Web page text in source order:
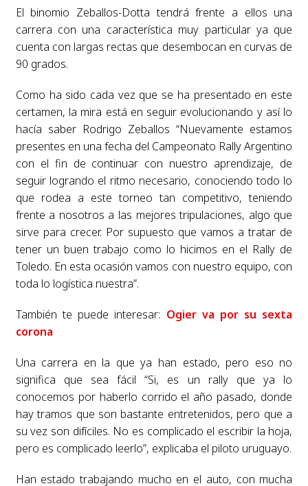
El binomio Zeballos-Dotta tendrá frente a ellos una
carrera con una característica muy particular ya que
cuenta con largas rectas que desembocan en curvas de
90 grados.
Como ha sido cada vez que se ha presentado en este
certamen, la mira está en seguir evolucionando y así lo
hacía saber Rodrigo Zeballos “Nuevamente estamos
presentes en una fecha del Campeonato Rally Argentino
con el fin de continuar con nuestro aprendizaje, de
seguir logrando el ritmo necesario, conociendo todo lo
que rodea a este torneo tan competitivo, teniendo
frente a nosotros a las mejores tripulaciones, algo que
sirve para crecer. Por supuesto que vamos a tratar de
tener un buen trabajo como lo hicimos en el Rally de
Toledo. En esta ocasión vamos con nuestro equipo, con
toda lo logística nuestra”.
También te puede interesar: Ogier va por su sexta
corona
Una carrera en la que ya han estado, pero eso no
significa que sea fácil “Si, es un rally que ya lo
conocemos por haberlo corrido el año pasado, donde
hay tramos que son bastante entretenidos, pero que a
su vez son difíciles. No es complicado el escribir la hoja,
pero es complicado leerlo”, explicaba el piloto uruguayo.
Han estado trabajando mucho en el auto, con mucha